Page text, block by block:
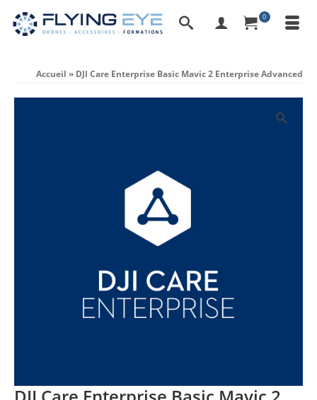
0
Accueil » DJI Care Enterprise Basic Mavic 2 Enterprise Advanced